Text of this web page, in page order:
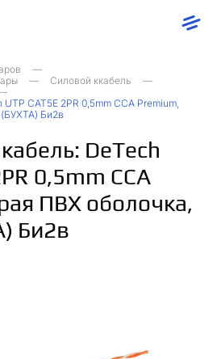
Силовой ккабель
CAT5E 2PR 0,5mm CCA Premium,
Би2в
DeTech
0,5mm CCA
ПВХ оболочка,
Би2в